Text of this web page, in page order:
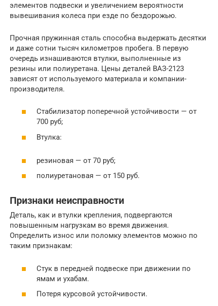
элементов подвески и увеличением вероятности
вывешивания колеса при езде по бездорожью.
Прочная пружинная сталь способна выдержать десятки
и даже сотни тысяч километров пробега. В первую
очередь изнашиваются втулки, выполненные из
резины или полиуретана. Цены деталей ВАЗ-2123
зависят от используемого материала и компании-
производителя.
Стабилизатор поперечной устойчивости — от
700 руб;
Втулка:
резиновая — от 70 руб;
полиуретановая — от 150 руб.
Признаки неисправности
Деталь, как и втулки крепления, подвергаются
повышенным нагрузкам во время движения.
Определить износ или поломку элементов можно по
таким признакам:
Стук в передней подвеске при движении по
ямам и ухабам.
Потеря курсовой устойчивости.